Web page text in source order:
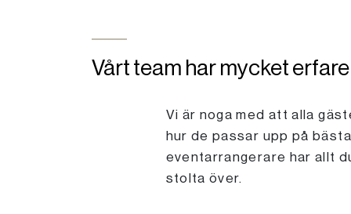
Vårt team har mycket
Vi är noga med att alla
hur de passar upp på
eventarrangerare har allt
stolta över.